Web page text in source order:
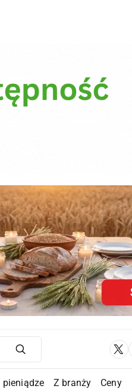
pieniądze Z branży Ceny